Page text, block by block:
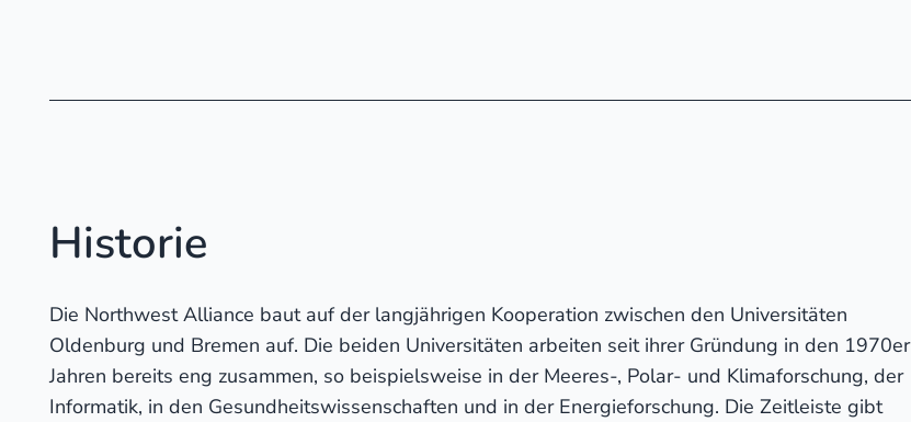
Historie
Die Northwest Alliance baut auf der langjährigen Kooperation zwischen den Universitäten
Oldenburg und Bremen auf. Die beiden Universitäten arbeiten seit ihrer Gründung in den 1970er
Jahren bereits eng zusammen, so beispielsweise in der Meeres-, Polar- und Klimaforschung, der
Informatik, in den Gesundheitswissenschaften und in der Energieforschung. Die Zeitleiste gibt